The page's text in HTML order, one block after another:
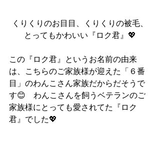
くりくりのお目目、くりくりの被毛、
とってもかわいい『ロク君』💖
この『ロク君』というお名前の由来
は、こちらのご家族様が迎えた「６番
目」のわんこさん家族だからだそうで
す😊　わんこさんを飼うベテランのご
家族様にとっても愛されてた『ロク
君』でした💖